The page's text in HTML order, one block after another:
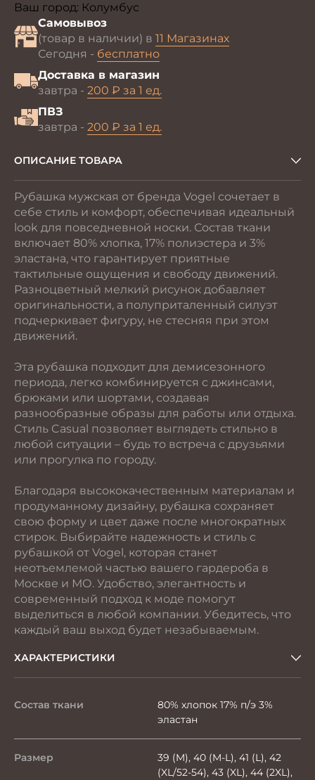
Ваш город: Колумбус
Самовывоз
(товар в наличии) в 11 Магазинах
Сегодня - бесплатно
Доставка в магазин
завтра - 200 ₽ за 1 ед.
ПВЗ
завтра - 200 ₽ за 1 ед.
ОПИСАНИЕ ТОВАРА
Рубашка мужская от бренда Vogel сочетает в
себе стиль и комфорт, обеспечивая идеальный
look для повседневной носки. Состав ткани
включает 80% хлопка, 17% полиэстера и 3%
эластана, что гарантирует приятные
тактильные ощущения и свободу движений.
Разноцветный мелкий рисунок добавляет
оригинальности, а полуприталенный силуэт
подчеркивает фигуру, не стесняя при этом
движений.
Эта рубашка подходит для демисезонного
периода, легко комбинируется с джинсами,
брюками или шортами, создавая
разнообразные образы для работы или отдыха.
Стиль Casual позволяет выглядеть стильно в
любой ситуации – будь то встреча с друзьями
или прогулка по городу.
Благодаря высококачественным материалам и
продуманному дизайну, рубашка сохраняет
свою форму и цвет даже после многократных
стирок. Выбирайте надежность и стиль с
рубашкой от Vogel, которая станет
неотъемлемой частью вашего гардероба в
Москве и МО. Удобство, элегантность и
современный подход к моде помогут
выделиться в любой компании. Убедитесь, что
каждый ваш выход будет незабываемым.
ХАРАКТЕРИСТИКИ
Состав ткани
80% хлопок 17% п/э 3%
эластан
Размер
39 (M), 40 (M-L), 41 (L), 42
(XL/52-54), 43 (XL), 44 (2XL),